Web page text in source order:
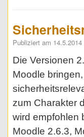
Publiziert am 14.5.2014
Die Versionen
Moodle
zum Charakter
wird empfohlen
Moodle 2.6.3,